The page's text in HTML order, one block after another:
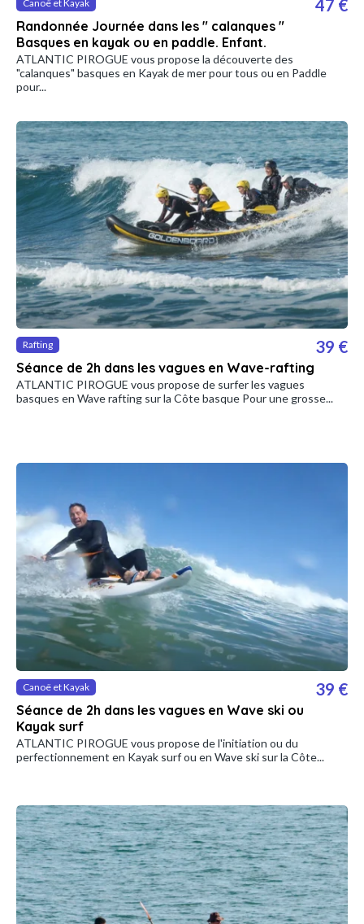
Canoë et Kayak
Randonnée Journée dans les " calanques "
Basques en kayak ou en paddle. Enfant.
47 €
ATLANTIC PIROGUE vous propose la découverte des
"calanques" basques en Kayak de mer pour tous ou en Paddle
pour...
Rafting
Séance de 2h dans les vagues en Wave-rafting
39 €
ATLANTIC PIROGUE vous propose de surfer les vagues
basques en Wave rafting sur la Côte basque Pour une grosse...
Canoë et Kayak
Séance de 2h dans les vagues en Wave ski ou
Kayak surf
39 €
ATLANTIC PIROGUE vous propose de l'initiation ou du
perfectionnement en Kayak surf ou en Wave ski sur la Côte...